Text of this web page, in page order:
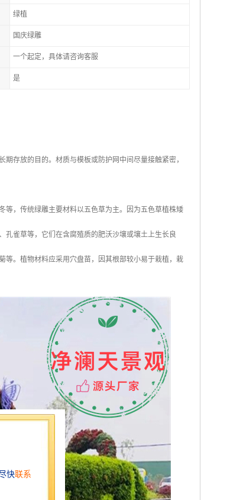
绿植
国庆绿雕
一个起定，具体请咨询客服
是
存放的目的。材质与模板或防护网中间尽量接触紧密，
等，传统绿雕主要材料以五色草为主。因为五色草植株矮
孔雀草等，它们在含腐殖质的肥沃沙壤或壤土上生长良
等。植物材料应采用穴盘苗，因其根部较小易于栽植，栽